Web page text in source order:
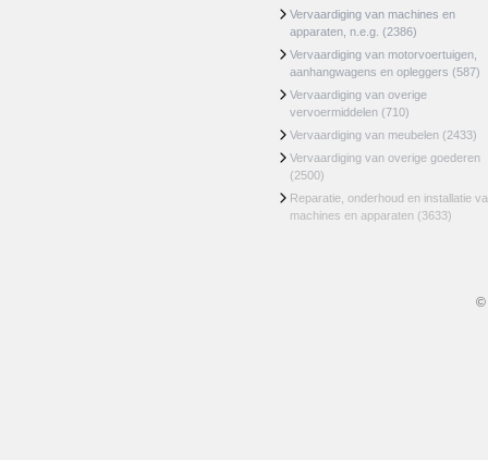
Vervaardiging van machines en
apparaten, n.e.g. (2386)
Vervaardiging van motorvoertuigen,
aanhangwagens en opleggers (587)
Vervaardiging van overige
vervoermiddelen (710)
Vervaardiging van meubelen (2433)
Vervaardiging van overige goederen
(2500)
Reparatie, onderhoud en installatie
machines en apparaten (3633)
©